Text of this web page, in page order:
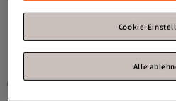
1
Gesponserte Artikel sind von Verkäufern
Cookie-
Alle